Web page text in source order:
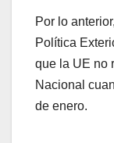
Por lo
Política
que la UE no
Nacional
de enero.